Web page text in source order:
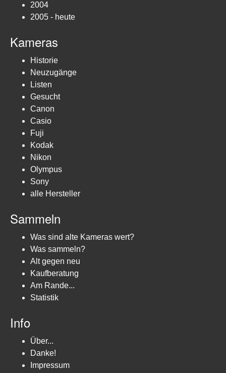
2004
2005 - heute
Kameras
Historie
Neuzugänge
Listen
Gesucht
Canon
Casio
Fuji
Kodak
Nikon
Olympus
Sony
alle Hersteller
Sammeln
Was sind alte Kameras wert?
Was sammeln?
Alt gegen neu
Kaufberatung
Am Rande...
Statistik
Info
Über...
Danke!
Impressum